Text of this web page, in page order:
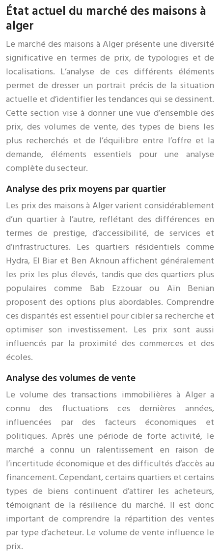
État actuel du marché des maisons à
alger
Le marché des maisons à Alger présente une diversité
significative en termes de prix, de typologies et de
localisations. L’analyse de ces différents éléments
permet de dresser un portrait précis de la situation
actuelle et d’identifier les tendances qui se dessinent.
Cette section vise à donner une vue d’ensemble des
prix, des volumes de vente, des types de biens les
plus recherchés et de l’équilibre entre l’offre et la
demande, éléments essentiels pour une analyse
complète du secteur.
Analyse des prix moyens par quartier
Les prix des maisons à Alger varient considérablement
d’un quartier à l’autre, reflétant des différences en
termes de prestige, d’accessibilité, de services et
d’infrastructures. Les quartiers résidentiels comme
Hydra, El Biar et Ben Aknoun affichent généralement
les prix les plus élevés, tandis que des quartiers plus
populaires comme Bab Ezzouar ou Aïn Benian
proposent des options plus abordables. Comprendre
ces disparités est essentiel pour cibler sa recherche et
optimiser son investissement. Les prix sont aussi
influencés par la proximité des commerces et des
écoles.
Analyse des volumes de vente
Le volume des transactions immobilières à Alger a
connu des fluctuations ces dernières années,
influencées par des facteurs économiques et
politiques. Après une période de forte activité, le
marché a connu un ralentissement en raison de
l’incertitude économique et des difficultés d’accès au
financement. Cependant, certains quartiers et certains
types de biens continuent d’attirer les acheteurs,
témoignant de la résilience du marché. Il est donc
important de comprendre la répartition des ventes
par type d’acheteur. Le volume de vente influence le
prix.